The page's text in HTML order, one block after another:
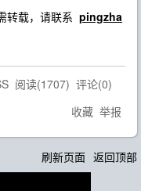
转载，请联系 pingzha
阅读(1707) 评论(0)
收藏 举报
刷新页面 返回顶部